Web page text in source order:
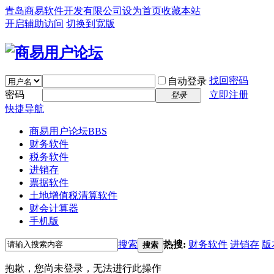
青岛商易软件开发有限公司 设为首页收藏本站
开启辅助访问 切换到宽版
自动登录 找回密码
密码
登录
立即注册
快捷导航
商易用户论坛BBS
财务软件
税务软件
进销存
票据软件
土地增值税清算软件
财会计算器
手机版
搜索 搜索 热搜: 财务软件 进销存 版
抱歉，您尚未登录，无法进行此操作